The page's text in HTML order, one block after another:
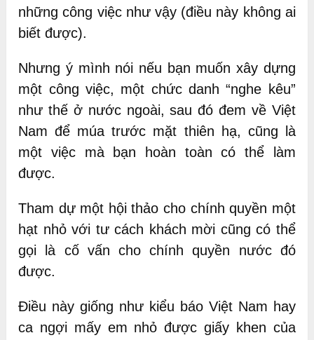
những công việc như vậy (điều này không ai
biết được).
Nhưng ý mình nói nếu bạn muốn xây dựng
một công việc, một chức danh “nghe kêu”
như thế ở nước ngoài, sau đó đem về Việt
Nam để múa trước mặt thiên hạ, cũng là
một việc mà bạn hoàn toàn có thể làm
được.
Tham dự một hội thảo cho chính quyền một
hạt nhỏ với tư cách khách mời cũng có thể
gọi là cố vấn cho chính quyền nước đó
được.
Điều này giống như kiểu báo Việt Nam hay
ca ngợi mấy em nhỏ được giấy khen của